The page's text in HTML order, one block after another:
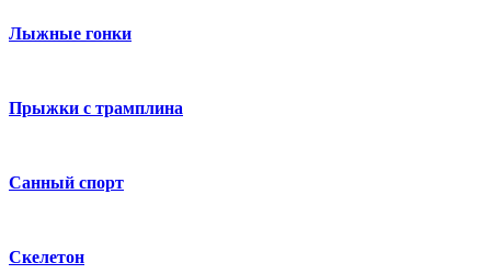
Лыжные гонки
Прыжки с трамплина
Санный спорт
Скелетон